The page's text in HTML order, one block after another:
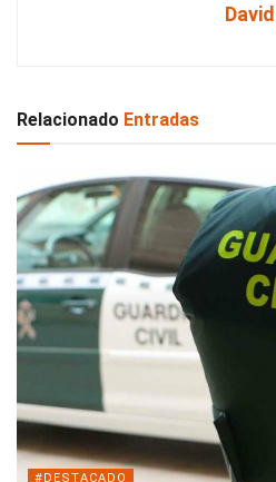
David
Relacionado Entradas
#DESTACADO